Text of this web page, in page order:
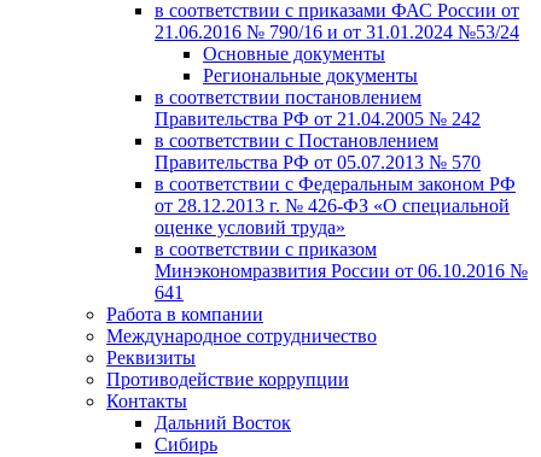
в соответствии с приказами ФАС России от
21.06.2016 № 790/16 и от 31.01.2024 №53/24
Основные документы
Региональные документы
в соответствии постановлением
Правительства РФ от 21.04.2005 № 242
в соответствии с Постановлением
Правительства РФ от 05.07.2013 № 570
в соответствии с Федеральным законом РФ
от 28.12.2013 г. № 426-ФЗ «О специальной
оценке условий труда»
в соответствии с приказом
Минэкономразвития России от 06.10.2016 №
641
Работа в компании
Международное сотрудничество
Реквизиты
Противодействие коррупции
Контакты
Дальний Восток
Сибирь